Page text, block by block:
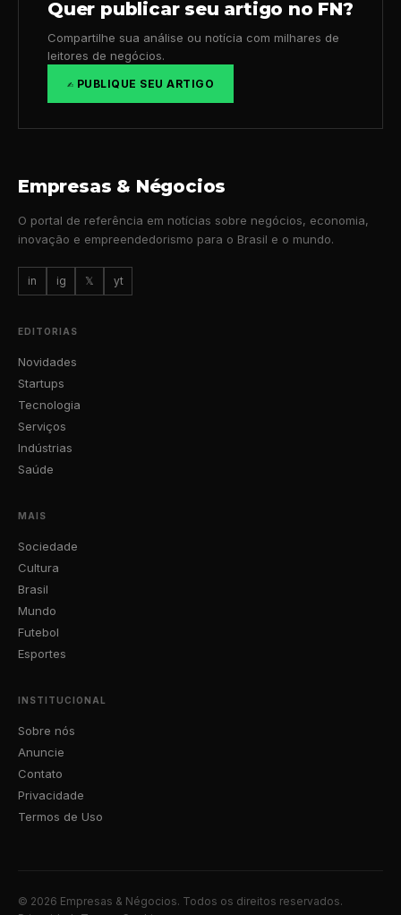
Quer publicar seu artigo no FN?
Compartilhe sua análise ou notícia com milhares de
leitores de negócios.
✍️ PUBLIQUE SEU ARTIGO
Empresas & Négocios
O portal de referência em notícias sobre negócios, economia,
inovação e empreendedorismo para o Brasil e o mundo.
in ig 𝕏 yt
EDITORIAS
Novidades
Startups
Tecnologia
Serviços
Indústrias
Saúde
MAIS
Sociedade
Cultura
Brasil
Mundo
Futebol
Esportes
INSTITUCIONAL
Sobre nós
Anuncie
Contato
Privacidade
Termos de Uso
© 2026 Empresas & Négocios. Todos os direitos reservados.